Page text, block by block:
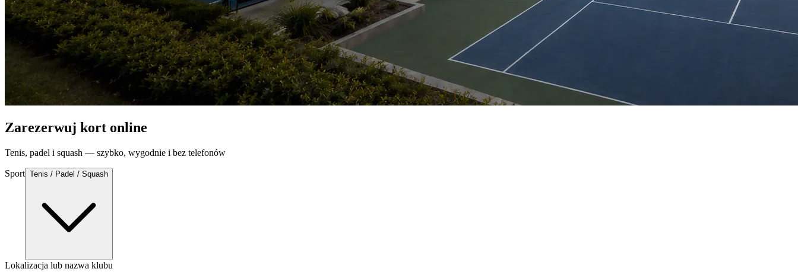
Zarezerwuj kort online
Tenis, padel i squash — szybko, wygodnie i bez telefonów
Sport Tenis / Padel / Squash
Lokalizacja lub nazwa klubu